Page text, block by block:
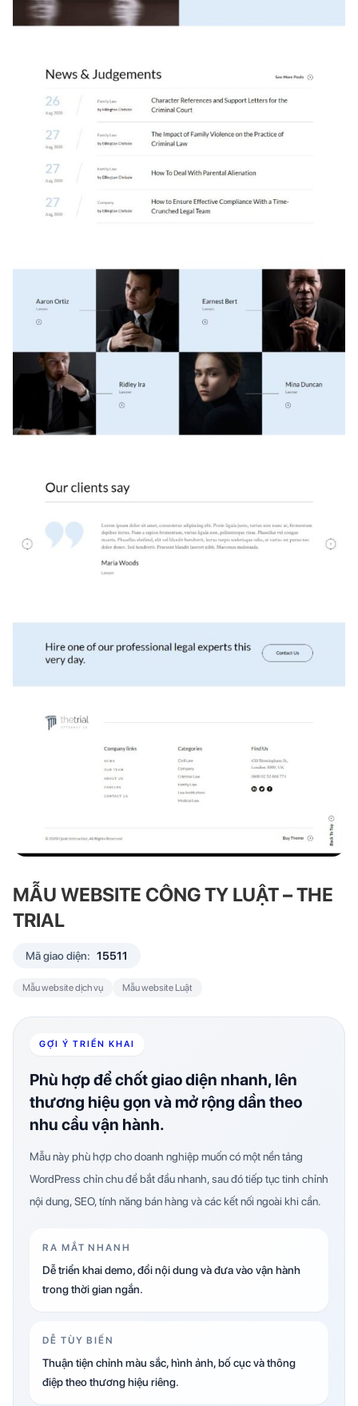
MẪU WEBSITE CÔNG TY LUẬT – THE
TRIAL
Mã giao diện: 15511
Mẫu website dịch vụ Mẫu website Luật
GỢI Ý TRIỂN KHAI
Phù hợp để chốt giao diện nhanh, lên
thương hiệu gọn và mở rộng dần theo
nhu cầu vận hành.
Mẫu này phù hợp cho doanh nghiệp muốn có một nền tảng
WordPress chỉn chu để bắt đầu nhanh, sau đó tiếp tục tinh chỉnh
nội dung, SEO, tính năng bán hàng và các kết nối ngoài khi cần.
RA MẮT NHANH
Dễ triển khai demo, đổi nội dung và đưa vào vận hành
trong thời gian ngắn.
DỄ TÙY BIẾN
Thuận tiện chỉnh màu sắc, hình ảnh, bố cục và thông
điệp theo thương hiệu riêng.